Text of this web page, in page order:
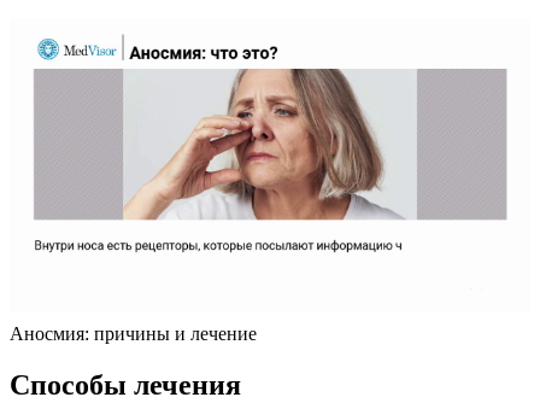
Аносмия: причины и лечение
Способы лечения